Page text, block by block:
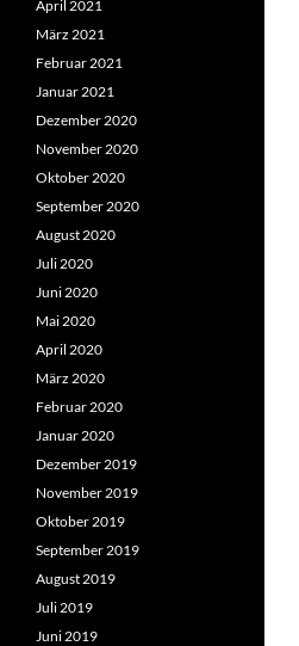
April 2021
März 2021
Februar 2021
Januar 2021
Dezember 2020
November 2020
Oktober 2020
September 2020
August 2020
Juli 2020
Juni 2020
Mai 2020
April 2020
März 2020
Februar 2020
Januar 2020
Dezember 2019
November 2019
Oktober 2019
September 2019
August 2019
Juli 2019
Juni 2019